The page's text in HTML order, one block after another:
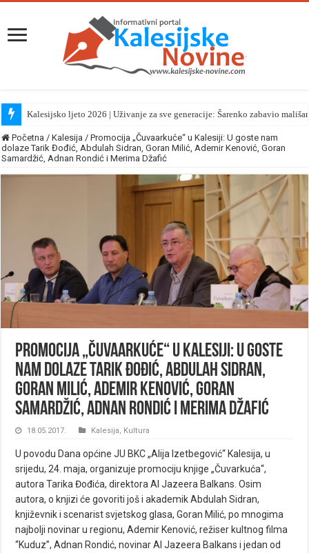
Kalesijsko ljeto 2026 | Uživanje za sve generacije: Šarenko zabavio
Početna / Kalesija / Promocija „Čuvaarkuće“ u Kalesiji: U goste nam
dolaze Tarik Đođić, Abdulah Sidran, Goran Milić, Ademir Kenović, Goran
Samardžić, Adnan Rondić i Merima Džafić
Promocija „Čuvaarkuće“ u Kalesiji: U goste
nam dolaze Tarik Đođić, Abdulah Sidran,
Goran Milić, Ademir Kenović, Goran
Samardžić, Adnan Rondić i Merima Džafić
18.05.2017. Kalesija, Kultura
U povodu Dana općine JU BKC „Alija Izetbegović“ Kalesija, u
srijedu, 24. maja, organizuje promociju knjige „Čuvarkuća“,
autora Tarika Đođića, direktora Al Jazeera Balkans. Osim
autora, o knjizi će govoriti još i akademik Abdulah Sidran,
književnik i scenarist svjetskog glasa, Goran Milić, po mnogima
najbolji novinar u regionu, Ademir Kenović, režiser kultnog filma
“Kuduz”, Adnan Rondić, novinar Al Jazeera Balkans i jedan od